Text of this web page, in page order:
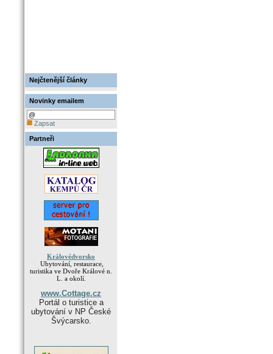
Nejčtenější články
Novinky emailem
Zapsat
Partneři
Královédvorsko
Ubytování, restaurace,
turistika ve Dvoře Králové n.
L. a okolí.
www.Cottage.cz
Portál o turistice a
ubytování v NP České
Švýcarsko.